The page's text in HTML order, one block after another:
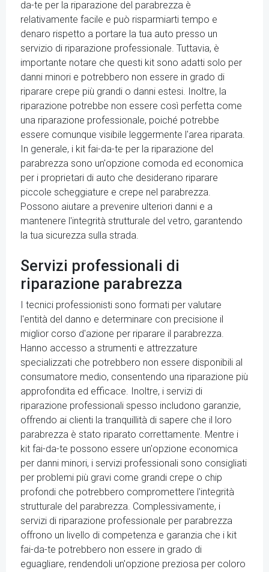
da-te per la riparazione del parabrezza è
relativamente facile e può risparmiarti tempo e
denaro rispetto a portare la tua auto presso un
servizio di riparazione professionale. Tuttavia, è
importante notare che questi kit sono adatti solo per
danni minori e potrebbero non essere in grado di
riparare crepe più grandi o danni estesi. Inoltre, la
riparazione potrebbe non essere così perfetta come
una riparazione professionale, poiché potrebbe
essere comunque visibile leggermente l'area riparata.
In generale, i kit fai-da-te per la riparazione del
parabrezza sono un'opzione comoda ed economica
per i proprietari di auto che desiderano riparare
piccole scheggiature e crepe nel parabrezza.
Possono aiutare a prevenire ulteriori danni e a
mantenere l'integrità strutturale del vetro, garantendo
la tua sicurezza sulla strada.
Servizi professionali di
riparazione parabrezza
I tecnici professionisti sono formati per valutare
l'entità del danno e determinare con precisione il
miglior corso d'azione per riparare il parabrezza.
Hanno accesso a strumenti e attrezzature
specializzati che potrebbero non essere disponibili al
consumatore medio, consentendo una riparazione più
approfondita ed efficace. Inoltre, i servizi di
riparazione professionali spesso includono garanzie,
offrendo ai clienti la tranquillità di sapere che il loro
parabrezza è stato riparato correttamente. Mentre i
kit fai-da-te possono essere un'opzione economica
per danni minori, i servizi professionali sono consigliati
per problemi più gravi come grandi crepe o chip
profondi che potrebbero compromettere l'integrità
strutturale del parabrezza. Complessivamente, i
servizi di riparazione professionale per parabrezza
offrono un livello di competenza e garanzia che i kit
fai-da-te potrebbero non essere in grado di
eguagliare, rendendoli un'opzione preziosa per coloro